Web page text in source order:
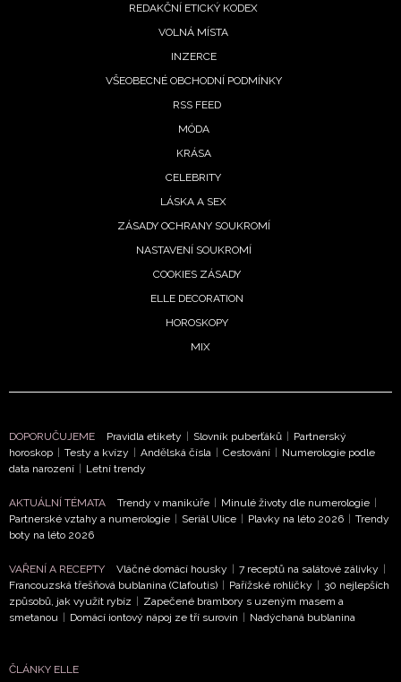
REDAKČNÍ ETICKÝ KODEX
VOLNÁ MÍSTA
INZERCE
VŠEOBECNÉ OBCHODNÍ PODMÍNKY
RSS FEED
MÓDA
KRÁSA
CELEBRITY
LÁSKA A SEX
ZÁSADY OCHRANY SOUKROMÍ
NASTAVENÍ SOUKROMÍ
COOKIES ZÁSADY
ELLE DECORATION
HOROSKOPY
MIX
DOPORUČUJEME Pravidla etikety | Slovník puberťáků | Partnerský
horoskop | Testy a kvízy | Andělská čísla | Cestování | Numerologie podle
data narození | Letní trendy
AKTUÁLNÍ TÉMATA Trendy v manikúře | Minulé životy dle numerologie |
Partnerské vztahy a numerologie | Seriál Ulice | Plavky na léto 2026 | Trendy
boty na léto 2026
VAŘENÍ A RECEPTY Vláčné domácí housky | 7 receptů na salátové zálivky |
Francouzská třešňová bublanina (Clafoutis) | Pařížské rohlíčky | 30 nejlepších
způsobů, jak využít rybíz | Zapečené brambory s uzeným masem a
smetanou | Domácí iontový nápoj ze tří surovin | Nadýchaná bublanina
ČLÁNKY ELLE